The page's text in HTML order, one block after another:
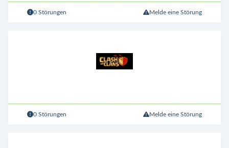
0 Störungen Melde eine Störung
0 Störungen Melde eine Störung